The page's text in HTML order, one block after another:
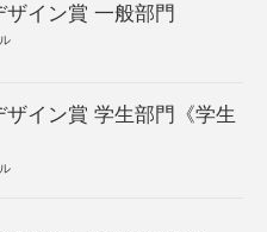
ザイン賞 一般部門
ザイン賞 学生部門《学生